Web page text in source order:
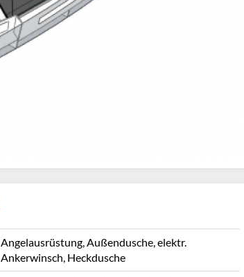
Angelausrüstung, Außendusche, elektr.
Ankerwinsch, Heckdusche